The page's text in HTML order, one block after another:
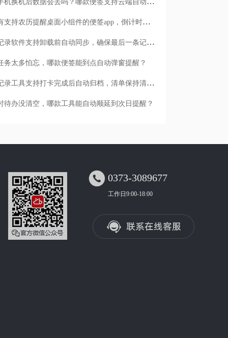
有没有支持农历提醒桌面小组件的便签app，倒计时一目了然
哪款记录软件支持卸载前自动同步，确保最后一条记录不丢失？
务太多怕忘，哪款便签能到点自动弹窗提醒？
哪款记录工具支持打卡完成后自动归档，清单保持清爽？
待办没清空，哪款工具能自动顺延到次日提醒？
 0373-3089677
工作日9:00-18:00